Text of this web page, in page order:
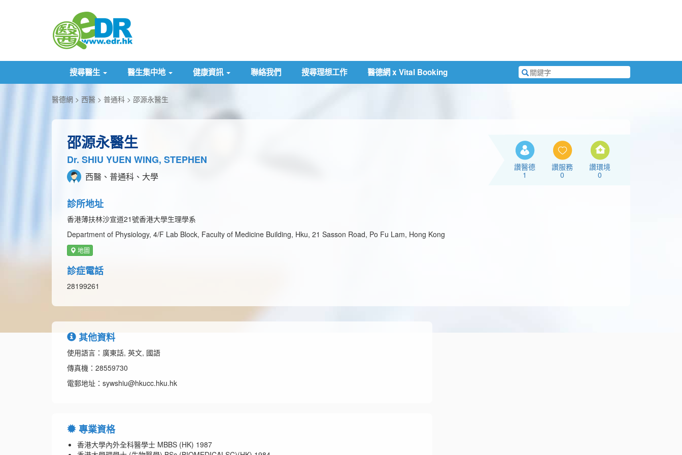
搜尋醫生 醫生集中地 健康資訊 聯絡我們 搜尋理想工作 醫德網 x Vital Booking
搜
尋
醫德網 西醫 普通科 邵源永醫生
邵源永醫生
Dr. SHIU YUEN WING, STEPHEN
西醫、普通科、大學
診所地址
香港薄扶林沙宣道21號香港大學生理學系
Department of Physiology, 4/F Lab Block, Faculty of Medicine Building, Hku, 21 Sasson Road, Po Fu Lam, Hong Kong
地圖
診症電話
28199261
讚醫德
1
讚服務
0
讚環境
0
其他資料
使用語言：廣東話, 英文, 國語
傳真機：28559730
電郵地址：sywshiu@hkucc.hku.hk
專業資格
香港大學內外全科醫學士 MBBS (HK) 1987